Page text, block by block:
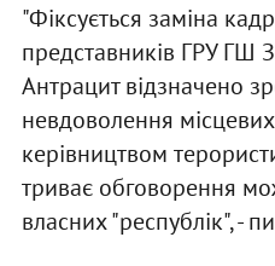
"Фіксується заміна
представників ГРУ ГШ
Антрацит відзначено
невдоволення
керівництвом
триває обговорення
власних "республік", -